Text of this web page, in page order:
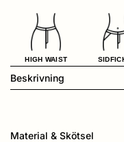
HIGH WAIST
Beskrivning
Material & Skötsel